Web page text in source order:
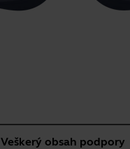
Veškerý obsah podpory